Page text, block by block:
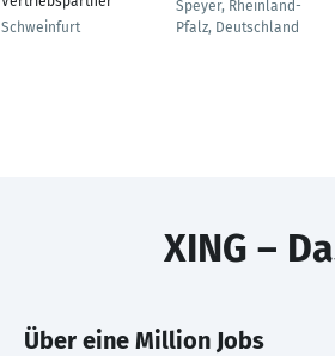
Schweinfurt
Speyer, Rheinland-
Pfalz, Deutschland
XING –
Über eine Million Jobs